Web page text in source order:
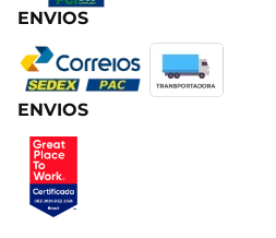
ENVIOS
ENVIOS